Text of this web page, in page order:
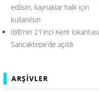
edilsin, kaynaklar halk için
kullanılsın
İBB’nin 21’inci Kent lokantası
Sancaktepe’de açıldı
ARŞIVLER